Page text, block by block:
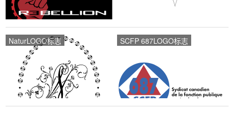
NaturLOGO标志 SCFP 687LOGO标志